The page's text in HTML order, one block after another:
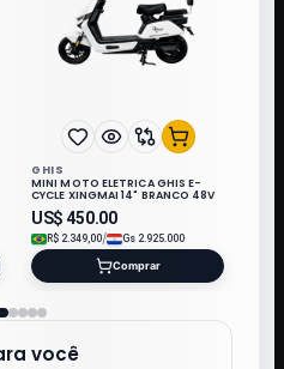
GHIS
MINI MOTO ELETRICA GHIS E-
CYCLE XINGMAI 14" BRANCO 48V
US$ 450.00
R$ 2.349,00/ Gs 2.925.000
Comprar
você